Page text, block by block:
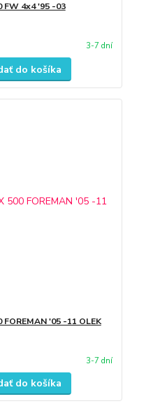
FW 4x4 '95 -03
3-7 dní
do košíka
'05 -11 OLEK
3-7 dní
do košíka